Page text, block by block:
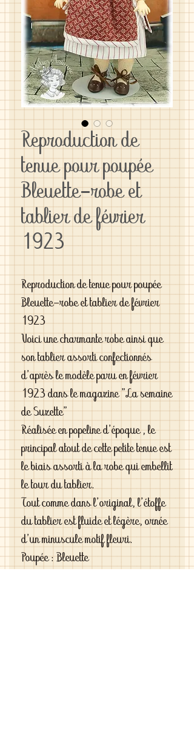
Reproduction de
tenue pour poupée
Bleuette-robe et
tablier de février
1923
Reproduction de tenue pour poupée
Bleuette-robe et tablier de février
1923
Voici une charmante robe ainsi que
son tablier assorti confectionnés
d'après le modèle paru en février
1923 dans le magazine "La semaine
de Suzette"
Réalisée en popeline d'époque , le
principal atout de cette petite tenue est
le biais assorti à la robe qui embellit
le tour du tablier.
Tout comme dans l'original, l'étoffe
du tablier est fluide et légère, ornée
d'un minuscule motif fleuri.
Poupée : Bleuette